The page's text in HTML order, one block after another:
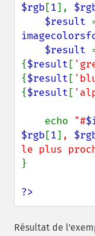
$rgb[1],
$result
$result
{$result [
{$result [
{$result [
    echo
"#
$rgb[1] ,
le plus
}
?>
Résultat de